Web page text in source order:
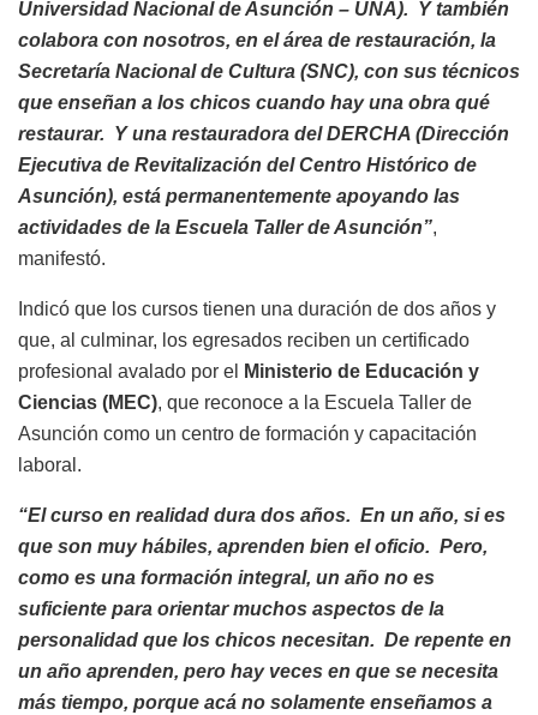
Universidad Nacional de Asunción – UNA). Y también
colabora con nosotros, en el área de restauración, la
Secretaría Nacional de Cultura (SNC), con sus técnicos
que enseñan a los chicos cuando hay una obra qué
restaurar. Y una restauradora del DERCHA (Dirección
Ejecutiva de Revitalización del Centro Histórico de
Asunción), está permanentemente apoyando las
actividades de la Escuela Taller de Asunción”,
manifestó.
Indicó que los cursos tienen una duración de dos años y
que, al culminar, los egresados reciben un certificado
profesional avalado por el
Ministerio de Educación y
Ciencias (MEC), que reconoce a la Escuela Taller de
Asunción como un centro de formación y capacitación
laboral.
“El curso en realidad dura dos años. En un año, si es
que son muy hábiles, aprenden bien el oficio. Pero,
como es una formación integral, un año no es
suficiente para orientar muchos aspectos de la
personalidad que los chicos necesitan. De repente en
un año aprenden, pero hay veces en que se necesita
más tiempo, porque acá no solamente enseñamos a